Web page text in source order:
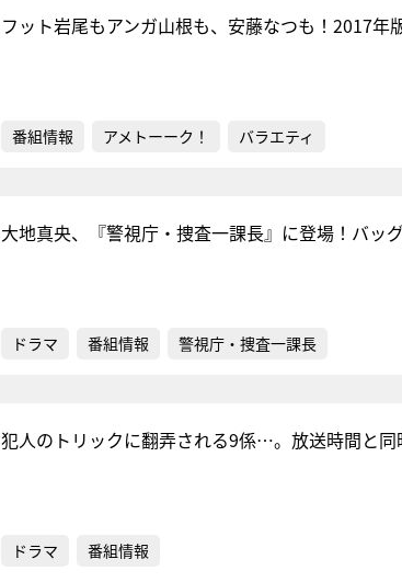
フット岩尾もアンガ山根も、安藤なつも！2017年
番組情報 アメトーーク！ バラエティ
大地真央、『警視庁・捜査一課長』に登場！バッ
ドラマ 番組情報 警視庁・捜査一課長
犯人のトリックに翻弄される9係…。放送時間と同
ドラマ 番組情報